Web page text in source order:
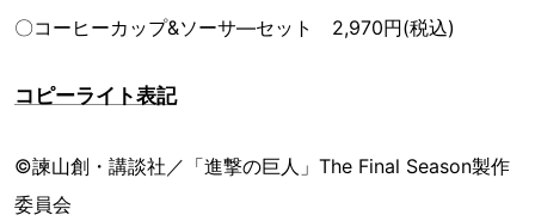
〇コーヒーカップ&ソーサ―セット 2,970円(税込)
コピーライト表記
©諫山創・講談社／「進撃の巨人」The Final Season製作
委員会